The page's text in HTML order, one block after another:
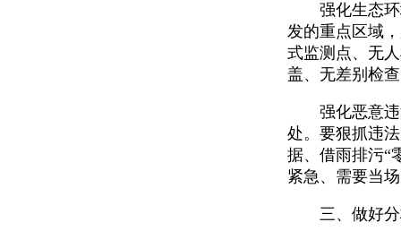
强化生态环境
发的重点区域
式监测点、无
盖、无差别检
强化恶意违法
处。要狠抓违
据、借雨排污“
紧急、需要当
三、做好分